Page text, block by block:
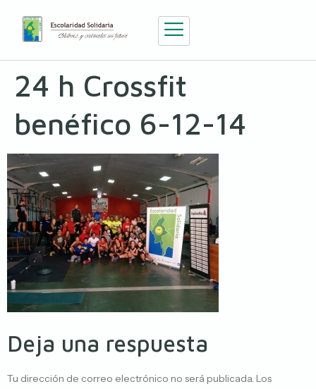
24 h Crossfit
benéfico 6-12-14
Deja una respuesta
Tu dirección de correo electrónico no será publicada. Los